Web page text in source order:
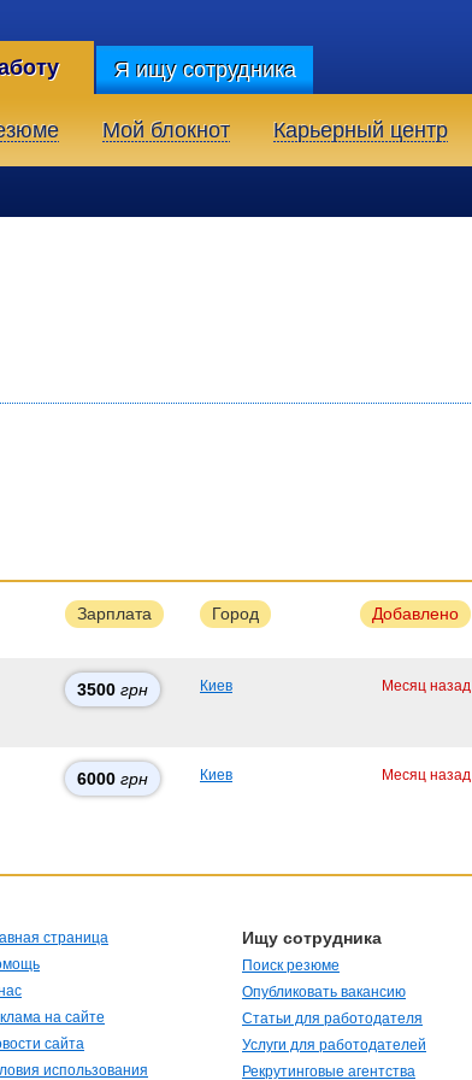
Я ищу сотрудника
Мой блокнот Карьерный центр
Зарплата Город Добавлено
3500 грн Киев Месяц назад
6000 грн Киев Месяц назад
страница
на сайте
сайта
использования
Ищу сотрудника
Поиск резюме
Опубликовать вакансию
Статьи для работодателя
Услуги для работодателей
Рекрутинговые агентства